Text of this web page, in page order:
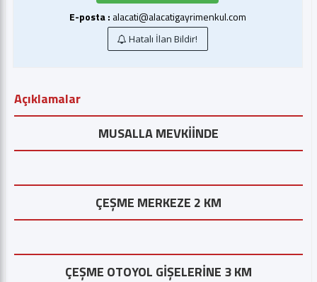
E-posta : alacati@alacatigayrimenkul.com
Hatalı İlan Bildir!
Açıklamalar
MUSALLA MEVKİİNDE
ÇEŞME MERKEZE 2 KM
ÇEŞME OTOYOL GİŞELERİNE 3 KM